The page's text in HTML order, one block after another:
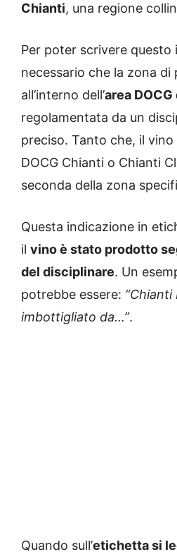
Chianti, una regione
Per poter scrivere questo
necessario che la zona
all’interno dell’area
regolamentata da un
preciso. Tanto che, il
DOCG Chianti o Chianti
seconda della zona
Questa indicazione in
il vino è stato prodotto
del disciplinare. Un
potrebbe essere: “Chianti
imbottigliato da…”.
Quando sull’etichetta si